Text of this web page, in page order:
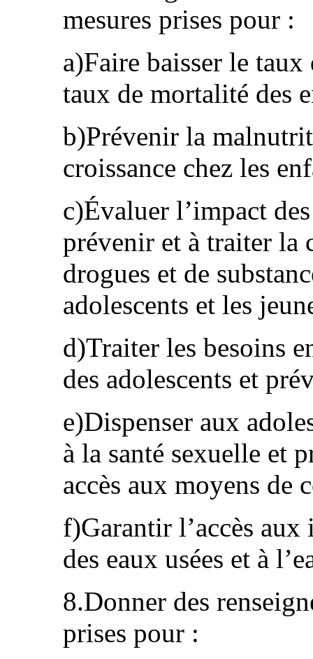
mesures prises pour :
a)Faire baisser le
taux de mortalité des
b)Prévenir la
croissance chez les
c)Évaluer l’impact
prévenir et à traiter la
drogues et de
adolescents et les
d)Traiter les besoins
des adolescents et
e)Dispenser aux
à la santé sexuelle et
accès aux moyens de
f)Garantir l’accès
des eaux usées et à
8.Donner des
prises pour :